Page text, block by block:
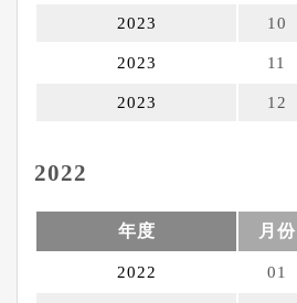
2023 10
2023 11
2023 12
2022
年度 月份
2022 01